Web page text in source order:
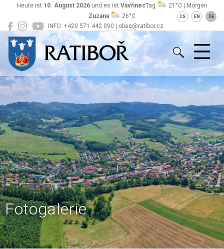
INFO: +420 571 442 090 | obec@ratibor.cz
Heute ist 10. August 2026und es ist VavřinecTag
21°C | Morgen
Zuzana
26°C CS EN DE
Ratiboř
Fotogalerie